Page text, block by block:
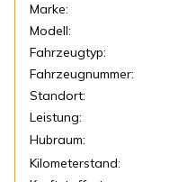
Marke:
Modell:
Fahrzeugtyp:
Fahrzeugnummer:
Standort:
Leistung:
Hubraum:
Kilometerstand: